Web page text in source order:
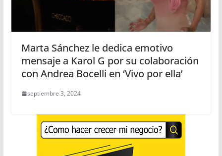
Marta Sánchez le dedica emotivo
mensaje a Karol G por su colaboración
con Andrea Bocelli en ‘Vivo por ella’
septiembre 3, 2024